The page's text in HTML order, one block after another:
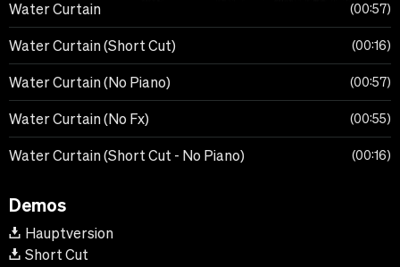
Water Curtain 00:57
Water Curtain (Short Cut) 00:16
Water Curtain (No Piano) 00:57
Water Curtain (No Fx) 00:55
Water Curtain (Short Cut - No Piano) 00:16
Demos
Hauptversion
Short Cut